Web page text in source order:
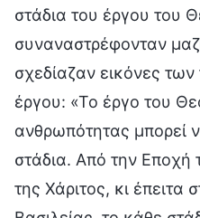
στάδια του έργου του
συναναστρέφονταν
σχεδίαζαν εικόνες
έργου: «Το έργο του
ανθρωπότητας μπορεί
στάδια. Από την
της Χάριτος, κι έπειτα